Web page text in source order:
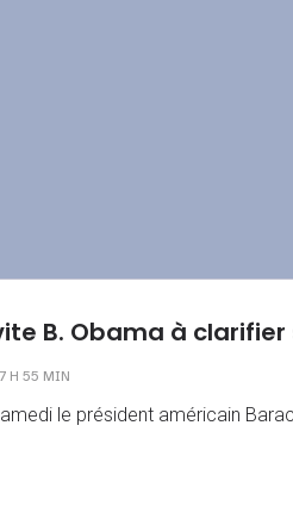
B. Obama à
H 55 MIN
le président américain